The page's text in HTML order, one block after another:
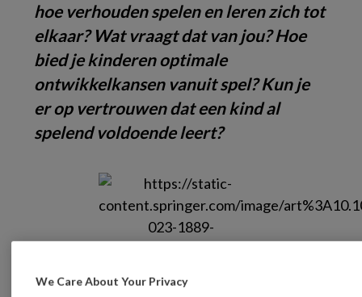
hoe verhouden spelen en leren zich tot
elkaar? Wat vraagt dat van jou? Hoe
bied je kinderen optimale
ontwikkelkansen vanuit spel? Kun je
er op vertrouwen dat een kind al
spelend voldoende leert?
Dit
We Care About Your Privacy